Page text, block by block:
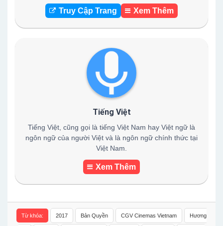
Truy Cập Trang Xem Thêm
Tiếng Việt
Tiếng Việt, cũng gọi là tiếng Việt Nam hay Việt ngữ là
ngôn ngữ của người Việt và là ngôn ngữ chính thức tại
Việt Nam.
Xem Thêm
Từ khóa: 2017 Bản Quyền CGV Cinemas Vietnam Hương